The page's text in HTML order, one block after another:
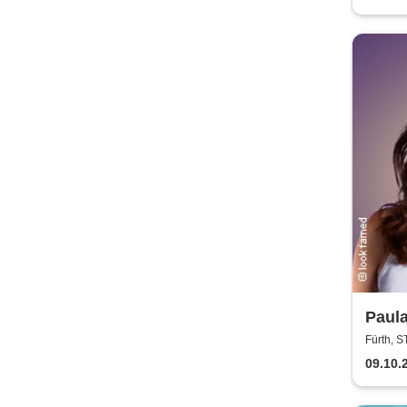
gut,
Fürth,